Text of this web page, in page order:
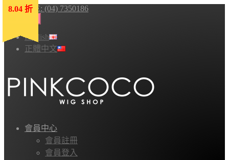
HOTLINE: (04) 7350186
English
正體中文
會員中心
會員註冊
會員登入
8.04 折
8.04 折
8.04 折
8.04 折
8.04 折